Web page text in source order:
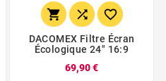
  
DACOMEX Filtre Écran
Écologique 24" 16:9
69,90 €